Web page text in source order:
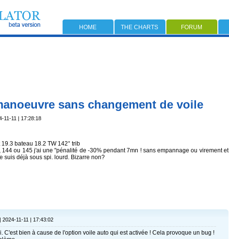
HOME THE CHARTS FORUM
sans changement de voile
11-11 | 17:28:18
bateau 18.2 TW 142° trib
144 ou 145 j'ai une "pénalité de -30% pendant 7mn ! sans empannage ou virement et
suis déjà sous spi. lourd. Bizarre non?
| 2024-11-11 | 17:43:02
C'est bien à cause de l'option voile auto qui est activée ! Cela provoque un bug !